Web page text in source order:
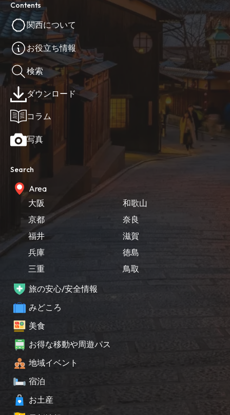
Contents
関西について
お役立ち情報
検索
ダウンロード
コラム
写真
Search
Area
大阪
京都
福井
兵庫
三重
和歌山
奈良
滋賀
徳島
鳥取
旅の安心/安全情報
みどころ
美食
お得な移動や周遊パス
地域イベント
宿泊
お土産